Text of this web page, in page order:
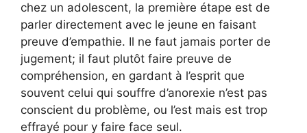
chez un adolescent, la première étape est de
parler directement avec le jeune en faisant
preuve d’empathie. Il ne faut jamais porter de
jugement; il faut plutôt faire preuve de
compréhension, en gardant à l’esprit que
souvent celui qui souffre d’anorexie n’est pas
conscient du problème, ou l’est mais est trop
effrayé pour y faire face seul.